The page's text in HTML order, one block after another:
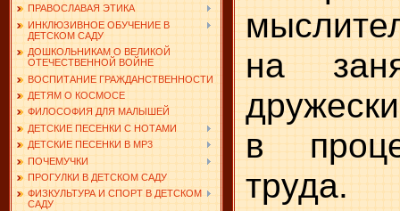
ПРАВОСЛАВАЯ ЭТИКА
ИНКЛЮЗИВНОЕ ОБУЧЕНИЕ В
ДЕТСКОМ САДУ
ДОШКОЛЬНИКАМ О ВЕЛИКОЙ
ОТЕЧЕСТВЕННОЙ ВОЙНЕ
ВОСПИТАНИЕ ГРАЖДАНСТВЕННОСТИ
ДЕТЯМ О КОСМОСЕ
ФИЛОСОФИЯ ДЛЯ МАЛЫШЕЙ
ДЕТСКИЕ ПЕСЕНКИ С НОТАМИ
ДЕТСКИЕ ПЕСЕНКИ В MP3
ПОЧЕМУЧКИ
ПРОГУЛКИ В ДЕТСКОМ САДУ
ФИЗКУЛЬТУРА И СПОРТ В ДЕТСКОМ
САДУ
на
в
труда.